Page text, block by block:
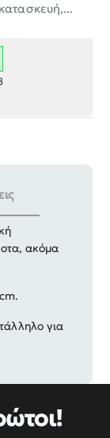
truck
ακόμα
για